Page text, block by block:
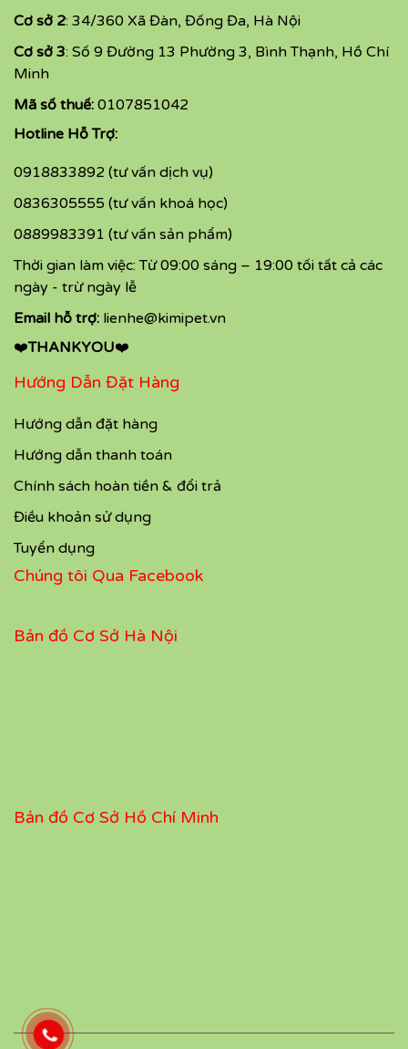
Cơ sở 2: 34/360 Xã Đàn, Đống Đa, Hà Nội
Cơ sở 3: Số 9 Đường 13 Phường 3, Bình Thạnh, Hồ Chí
Minh
Mã số thuế: 0107851042
Hotline Hỗ Trợ:
0918833892 (tư vấn dịch vụ)
0836305555 (tư vấn khoá học)
0889983391 (tư vấn sản phẩm)
Thời gian làm việc: Từ 09:00 sáng – 19:00 tối tất cả các
ngày - trừ ngày lễ
Email hỗ trợ: lienhe@kimipet.vn
❤️THANKYOU❤️
Hướng Dẫn Đặt Hàng
Hướng dẫn đặt hàng
Hướng dẫn thanh toán
Chính sách hoàn tiền & đổi trả
Điều khoản sử dụng
Tuyển dụng
Chúng tôi Qua Facebook
Bản đồ Cơ Sở Hà Nội
Bản đồ Cơ Sở Hồ Chí Minh